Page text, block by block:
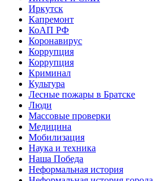
Иркутск
Капремонт
КоАП РФ
Коронавирус
Коррупция
Коррупция
Криминал
Культура
Лесные пожары в Братске
Люди
Массовые проверки
Медицина
Мобилизация
Наука и техника
Наша Победа
Неформальная история